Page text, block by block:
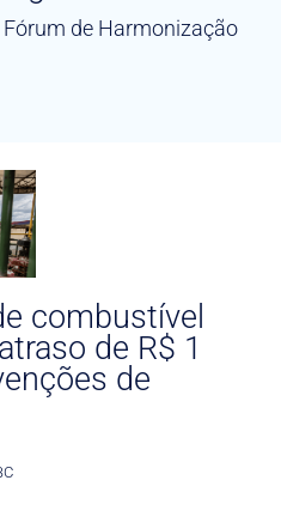
Fórum de Harmonização
combustível
de R$ 1
de